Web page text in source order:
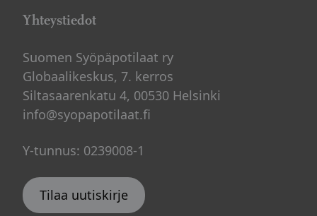
Yhteystiedot
Suomen Syöpäpotilaat ry
Globaalikeskus, 7. kerros
Siltasaarenkatu 4, 00530 Helsinki
info@syopapotilaat.fi
Y-tunnus: 0239008-1
Tilaa uutiskirje